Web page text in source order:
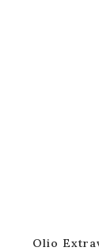
Olio